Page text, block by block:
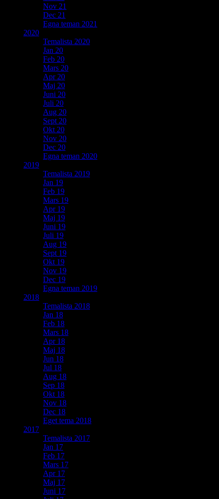
Nov 21
Dec 21
Egna teman 2021
2020
Temalista 2020
Jan 20
Feb 20
Mars 20
Apr 20
Maj 20
Juni 20
Juli 20
Aug 20
Sept 20
Okt 20
Nov 20
Dec 20
Egna teman 2020
2019
Temalista 2019
Jan 19
Feb 19
Mars 19
Apr 19
Maj 19
Juni 19
Juli 19
Aug 19
Sept 19
Okt 19
Nov 19
Dec 19
Egna teman 2019
2018
Temalista 2018
Jan 18
Feb 18
Mars 18
Apr 18
Maj 18
Jun 18
Jul 18
Aug 18
Sep 18
Okt 18
Nov 18
Dec 18
Eget tema 2018
2017
Temalista 2017
Jan 17
Feb 17
Mars 17
Apr 17
Maj 17
Juni 17